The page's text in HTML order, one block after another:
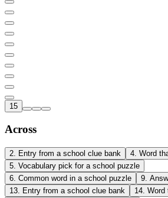
15
Across
2. Entry from a school clue bank 4. Word
5. Vocabulary pick for a school puzzle
6. Common word in a school puzzle 9.
13. Entry from a school clue bank 14. Word